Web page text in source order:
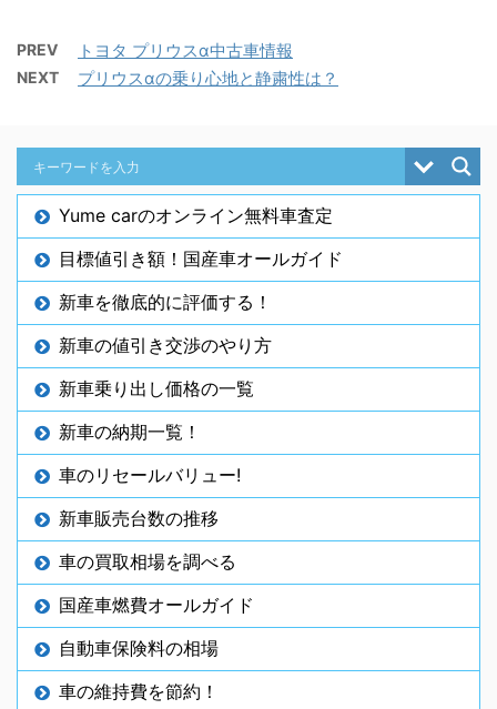
PREV トヨタ プリウスα中古車情報
NEXT プリウスαの乗り心地と静粛性は？
Yume carのオンライン無料車査定
目標値引き額！国産車オールガイド
新車を徹底的に評価する！
新車の値引き交渉のやり方
新車乗り出し価格の一覧
新車の納期一覧！
車のリセールバリュー!
新車販売台数の推移
車の買取相場を調べる
国産車燃費オールガイド
自動車保険料の相場
車の維持費を節約！